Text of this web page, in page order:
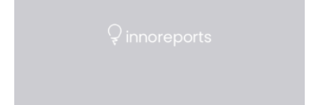
Foundation, des BIAL Award in Biomedicine ist in